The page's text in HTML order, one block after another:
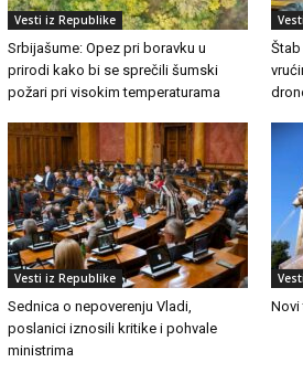
Vesti iz Republike
Srbijašume: Opez pri boravku u
prirodi kako bi se sprečili šumski
požari pri visokim temperaturama
Vesti iz Republike
Sednica o nepoverenju Vladi,
poslanici iznosili kritike i pohvale
ministrima
Novi